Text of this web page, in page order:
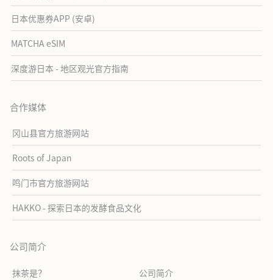
日本优惠券APP (安卓)
MATCHA eSIM
深度游日本 - 地区观光官方指南
合作媒体
冈山县官方旅游网站
Roots of Japan
鸣门市官方旅游网站
HAKKO - 探索日本的发酵食品文化
公司简介
抹茶是？ 公司简介